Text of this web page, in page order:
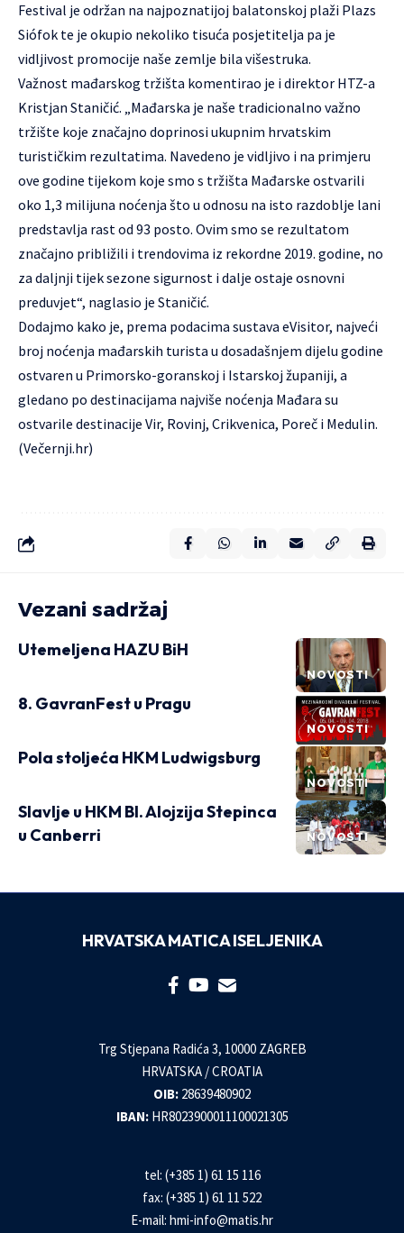
Festival je održan na najpoznatijoj balatonskoj plaži Plazs
Siófok te je okupio nekoliko tisuća posjetitelja pa je
vidljivost promocije naše zemlje bila višestruka.
Važnost mađarskog tržišta komentirao je i direktor HTZ-a
Kristjan Staničić. „Mađarska je naše tradicionalno važno
tržište koje značajno doprinosi ukupnim hrvatskim
turističkim rezultatima. Navedeno je vidljivo i na primjeru
ove godine tijekom koje smo s tržišta Mađarske ostvarili
oko 1,3 milijuna noćenja što u odnosu na isto razdoblje lani
predstavlja rast od 93 posto. Ovim smo se rezultatom
značajno približili i trendovima iz rekordne 2019. godine, no
za daljnji tijek sezone sigurnost i dalje ostaje osnovni
preduvjet“, naglasio je Staničić.
Dodajmo kako je, prema podacima sustava eVisitor, najveći
broj noćenja mađarskih turista u dosadašnjem dijelu godine
ostvaren u Primorsko-goranskoj i Istarskoj županiji, a
gledano po destinacijama najviše noćenja Mađara su
ostvarile destinacije Vir, Rovinj, Crikvenica, Poreč i Medulin.
(Večernji.hr)
Vezani sadržaj
NOVOSTI
Utemeljena HAZU BiH
NOVOSTI
8. GavranFest u Pragu
NOVOSTI
Pola stoljeća HKM Ludwigsburg
NOVOSTI
Slavlje u HKM Bl. Alojzija Stepinca
u Canberri
HRVATSKA MATICA ISELJENIKA
Trg Stjepana Radića 3, 10000 ZAGREB
HRVATSKA / CROATIA
OIB: 28639480902
IBAN: HR8023900011100021305
tel: (+385 1) 61 15 116
fax: (+385 1) 61 11 522
E-mail: hmi-info@matis.hr